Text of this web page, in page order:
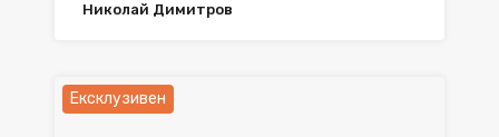
Николай Димитров
Ексклузивен